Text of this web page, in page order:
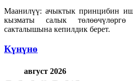
Маанилүү: ачыктык принцибин
кызматы салык төлөөчүлөргө
сакталышына кепилдик берет.
Күнүнө
август 2026